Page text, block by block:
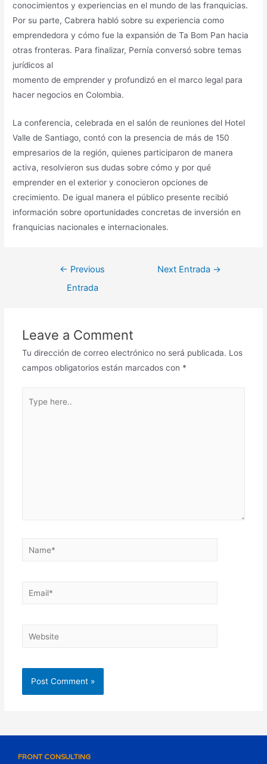
conocimientos y experiencias en el mundo de las franquicias.
Por su parte, Cabrera habló sobre su experiencia como
emprendedora y cómo fue la expansión de Ta Bom Pan hacia
otras fronteras. Para finalizar, Pernía conversó sobre temas
jurídicos al
momento de emprender y profundizó en el marco legal para
hacer negocios en Colombia.
La conferencia, celebrada en el salón de reuniones del Hotel
Valle de Santiago, contó con la presencia de más de 150
empresarios de la región, quienes participaron de manera
activa, resolvieron sus dudas sobre cómo y por qué
emprender en el exterior y conocieron opciones de
crecimiento. De igual manera el público presente recibió
información sobre oportunidades concretas de inversión en
franquicias nacionales e internacionales.
← Previous
Entrada
Next Entrada →
Leave a Comment
Tu dirección de correo electrónico no será publicada. Los
campos obligatorios están marcados con *
FRONT CONSULTING